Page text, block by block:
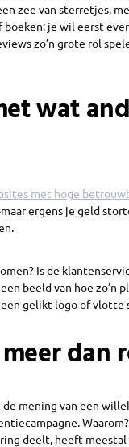
zee van sterretjes,
je wil eerst
zo’n grote rol
wat
met hoge
ergens je geld
Is de
beeld van hoe zo’n
gelikt logo of vlotte
dan
mening van een
deelt, heeft meestal